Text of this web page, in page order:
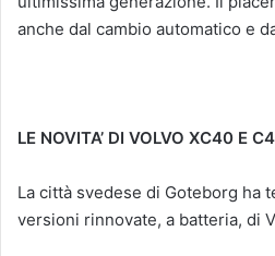
anche dal cambio automatico e
LE NOVITA’ DI VOLVO XC40 E
La città svedese di Goteborg ha
versioni rinnovate, a batteria, di